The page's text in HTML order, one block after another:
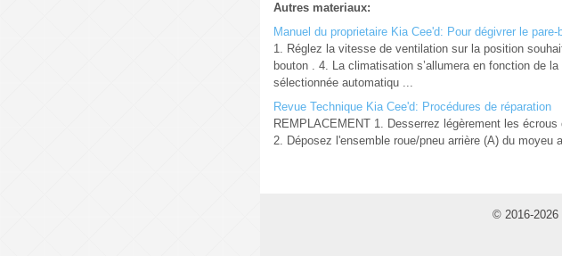
Autres materiaux:
Manuel du proprietaire Kia Cee'd: Pour dégivrer le pare-
1. Réglez la vitesse de ventilation sur la position
bouton . 4. La climatisation s’allumera en fonction de
sélectionnée automatiqu ...
Revue Technique Kia Cee'd: Procédures de réparation
REMPLACEMENT 1. Desserrez légèrement les
2. Déposez l'ensemble roue/pneu arrière (A) du moyeu
© 2016-2026